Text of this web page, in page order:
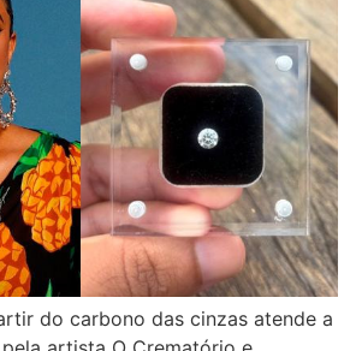
do carbono das cinzas atende a